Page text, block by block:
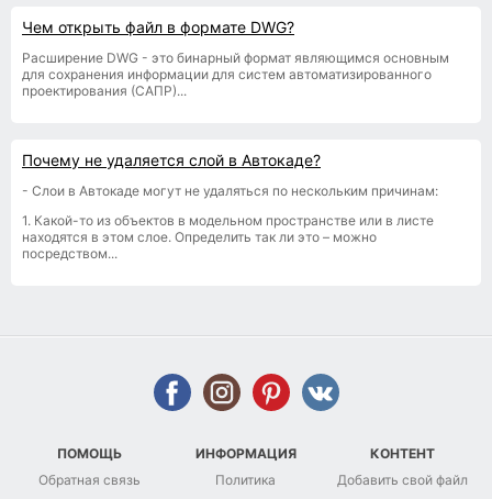
Чем открыть файл в формате DWG?
Расширение DWG - это бинарный формат являющимся основным
для сохранения информации для систем автоматизированного
проектирования (САПР)...
Почему не удаляется слой в Автокаде?
- Слои в Автокаде могут не удаляться по нескольким причинам:
1. Какой-то из объектов в модельном пространстве или в листе
находятся в этом слое. Определить так ли это – можно
посредством...
ПОМОЩЬ
Обратная связь
ИНФОРМАЦИЯ
Политика
КОНТЕНТ
Добавить свой файл